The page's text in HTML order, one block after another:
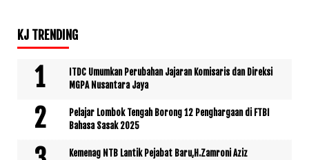
KJ TRENDING
ITDC Umumkan Perubahan Jajaran Komisaris dan Direksi
MGPA Nusantara Jaya
Pelajar Lombok Tengah Borong 12 Penghargaan di FTBI
Bahasa Sasak 2025
Kemenag NTB Lantik Pejabat Baru,H.Zamroni Aziz